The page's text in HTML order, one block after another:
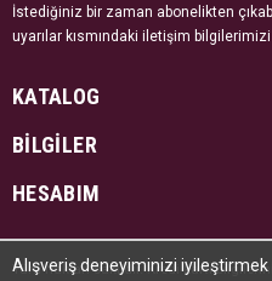
İstediğiniz bir zaman abonelikten
uyarılar kısmındaki iletişim bilgilerimizi
KATALOG
BİLGİLER
HESABIM
Tüm hakları saklıdır. Kredi kartı
Alışveriş deneyiminizi iyileştirmek